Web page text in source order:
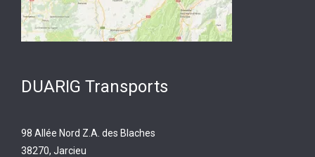
DUARIG Transports
98 Allée Nord Z.A. des Blaches
38270, Jarcieu